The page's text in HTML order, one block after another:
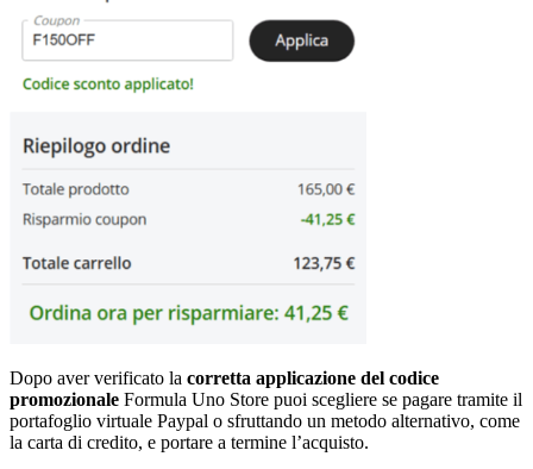
Dopo aver verificato la corretta applicazione del codice
promozionale Formula Uno Store puoi scegliere se pagare tramite il
portafoglio virtuale Paypal o sfruttando un metodo alternativo, come
la carta di credito, e portare a termine l’acquisto.